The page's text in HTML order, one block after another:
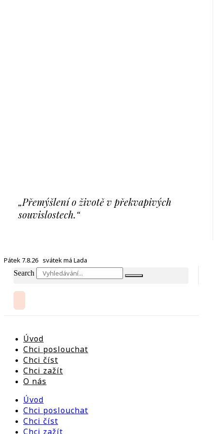
„Přemýšlení o životě v překvapivých
souvislostech.“
Pátek 7.8.26 svátek má Lada
Search
Úvod
Chci poslouchat
Chci číst
Chci zažít
O nás
Úvod
Chci poslouchat
Chci číst
Chci zažít